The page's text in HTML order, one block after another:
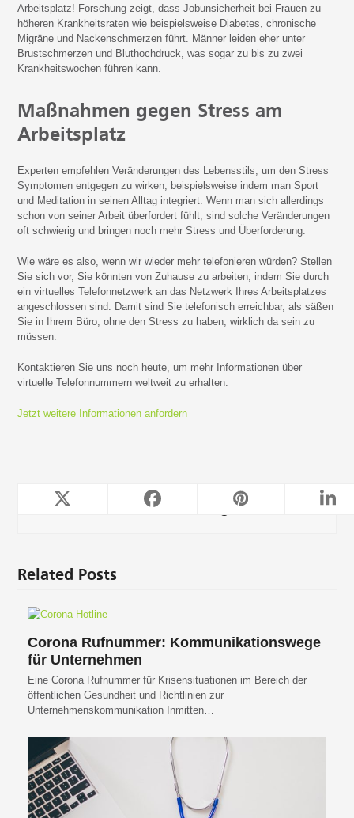
Arbeitsplatz! Forschung zeigt, dass Jobunsicherheit bei Frauen zu
höheren Krankheitsraten wie beispielsweise Diabetes, chronische
Migräne und Nackenschmerzen führt. Männer leiden eher unter
Brustschmerzen und Bluthochdruck, was sogar zu bis zu zwei
Krankheitswochen führen kann.
Maßnahmen gegen Stress am
Arbeitsplatz
Experten empfehlen Veränderungen des Lebensstils, um den Stress
Symptomen entgegen zu wirken, beispielsweise indem man Sport
und Meditation in seinen Alltag integriert. Wenn man sich allerdings
schon von seiner Arbeit überfordert fühlt, sind solche Veränderungen
oft schwierig und bringen noch mehr Stress und Überforderung.
Wie wäre es also, wenn wir wieder mehr telefonieren würden? Stellen
Sie sich vor, Sie könnten von Zuhause zu arbeiten, indem Sie durch
ein virtuelles Telefonnetzwerk an das Netzwerk Ihres Arbeitsplatzes
angeschlossen sind. Damit sind Sie telefonisch erreichbar, als säßen
Sie in Ihrem Büro, ohne den Stress zu haben, wirklich da sein zu
müssen.
Kontaktieren Sie uns noch heute, um mehr Informationen über
virtuelle Telefonnummern weltweit zu erhalten.
Jetzt weitere Informationen anfordern
TeleForwarding
Related Posts
Corona Rufnummer: Kommunikationswege
für Unternehmen
Eine Corona Rufnummer für Krisensituationen im Bereich der
öffentlichen Gesundheit und Richtlinien zur
Unternehmenskommunikation Inmitten…